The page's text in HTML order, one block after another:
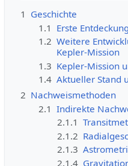
1 Geschichte
1.1 Erste
1.2 Weitere
Kepler-Mission
1.3 Kepler-Mission
1.4 Aktueller Stand
2 Nachweismethoden
2.1 Indirekte
2.1.1
2.1.2
2.1.3
2.1.4